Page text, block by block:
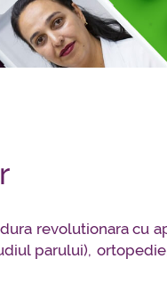
revolutionara cu
parului),